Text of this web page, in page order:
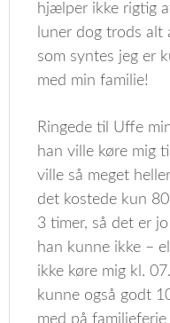
hjælper ikke rigtig
luner dog trods alt
som syntes jeg er
med min familie!
Ringede til Uffe
han ville køre mig
ville så meget
det kostede kun
3 timer, så det er
han kunne ikke –
ikke køre mig kl.
kunne også godt
med på